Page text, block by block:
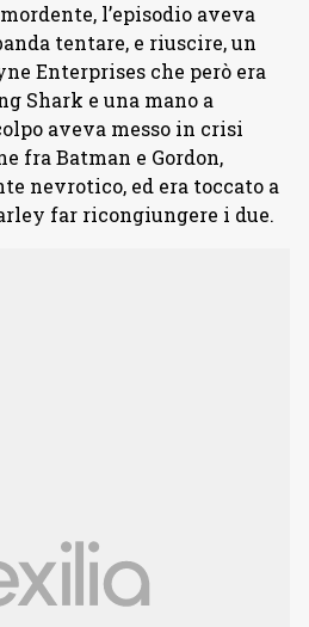
l’episodio aveva
tentare, e riuscire, un
Enterprises che però era
Shark e una mano a
aveva messo in crisi
fra Batman e Gordon,
nevrotico, ed era toccato a
far ricongiungere i due.